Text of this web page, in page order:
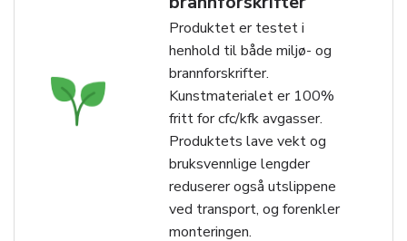
Produktet er testet i
henhold til både miljø- og
brannforskrifter.
Kunstmaterialet er 100%
fritt for cfc/kfk avgasser.
Produktets lave vekt og
bruksvennlige lengder
reduserer også utslippene
ved transport, og forenkler
monteringen.